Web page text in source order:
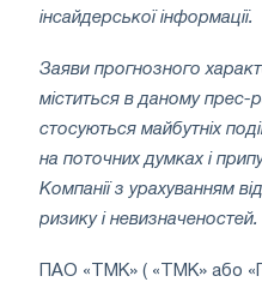
інсайдерської інформації.
Заяви прогнозного
міститься в даному прес-
стосуються майбутніх
на поточних думках і
Компанії з урахуванням
ризику і невизначеностей.
ПAO «ТМК» ( «ТМК» або